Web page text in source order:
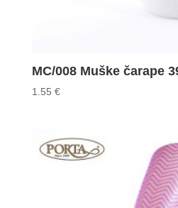
MC/008 Muške čarape
1.55 €